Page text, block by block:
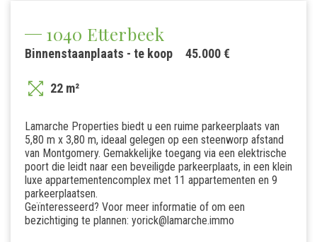
1040 Etterbeek
45.000 €
Binnenstaanplaats - te koop
22 m²
Lamarche Properties biedt u een ruime parkeerplaats van
5,80 m x 3,80 m, ideaal gelegen op een steenworp afstand
van Montgomery. Gemakkelijke toegang via een elektrische
poort die leidt naar een beveiligde parkeerplaats, in een klein
luxe appartementencomplex met 11 appartementen en 9
parkeerplaatsen.
Geïnteresseerd? Voor meer informatie of om een
bezichtiging te plannen: yorick@lamarche.immo